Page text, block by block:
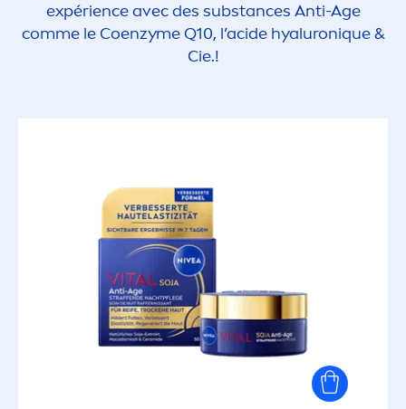
expérience avec des substances Anti-Age
comme le Coenzyme Q10, l’acide hyaluronique &
Cie.!